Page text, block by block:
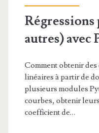
autres) avec
Comment obtenir
linéaires à partir de
plusieurs modules
courbes, obtenir
coefficient de…